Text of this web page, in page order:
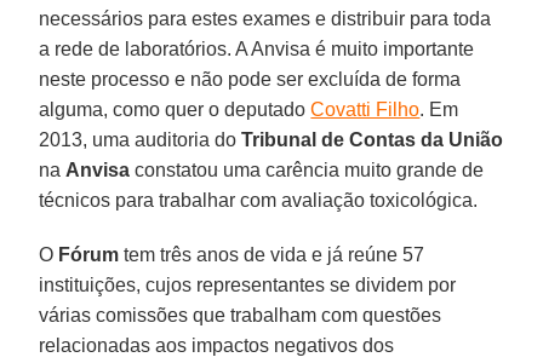
necessários para estes exames e distribuir para toda
a rede de laboratórios. A Anvisa é muito importante
neste processo e não pode ser excluída de forma
alguma, como quer o deputadoCovatti Filho. Em
2013, uma auditoria doTribunal de Contas da União
na Anvisa constatou uma carência muito grande de
técnicos para trabalhar com avaliação toxicológica.
O Fórum tem três anos de vida e já reúne 57
instituições, cujos representantes se dividem por
várias comissões que trabalham com questões
relacionadas aos impactos negativos dos